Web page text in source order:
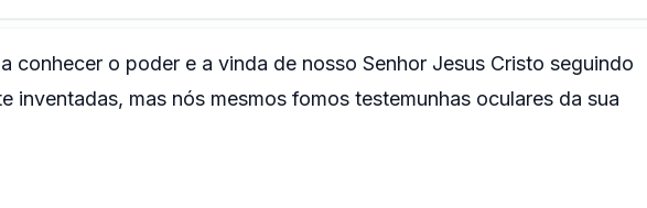
conhecer o poder e a vinda de nosso Senhor Jesus Cristo seguindo
inventadas, mas nós mesmos fomos testemunhas oculares da sua